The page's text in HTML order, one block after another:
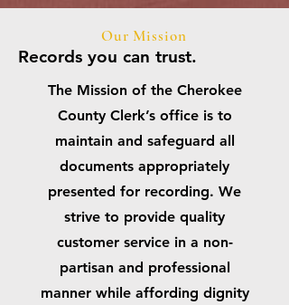
Our Mission
Records you can trust.
The Mission of the Cherokee
County Clerk’s office is to
maintain and safeguard all
documents appropriately
presented for recording. We
strive to provide quality
customer service in a non-
partisan and professional
manner while affording dignity